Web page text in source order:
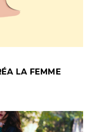
LA FEMME